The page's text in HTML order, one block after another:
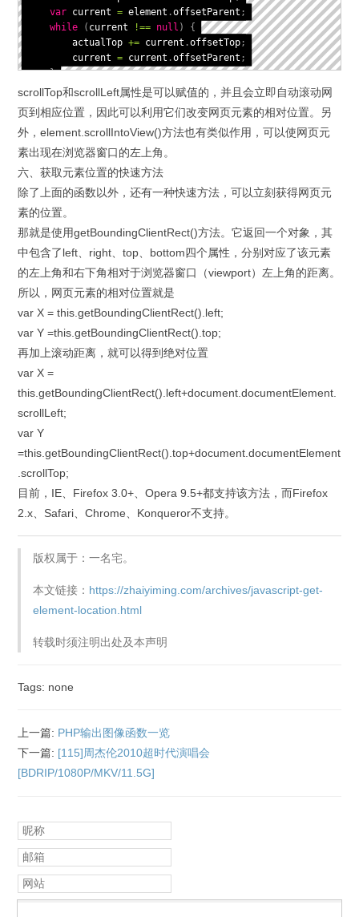
var current = element .offsetParent ;
while
( current !== null )
{
        actualTop
+= current .offsetTop;
        current
= current .offsetParent ;
}
if (document.compatMode == "BackCompat") {
} else {
var elementScrollTop = document. documentElement
}
return
actualTop - elementScrollTop
}
scrollTop和scrollLeft属性是可以赋值的，并且会立即自动滚动网
页到相应位置，因此可以利用它们改变网页元素的相对位置。另
外，element.scrollIntoView()方法也有类似作用，可以使网页元
素出现在浏览器窗口的左上角。
六、获取元素位置的快速方法
除了上面的函数以外，还有一种快速方法，可以立刻获得网页元
素的位置。
那就是使用getBoundingClientRect()方法。它返回一个对象，其
中包含了left、right、top、bottom四个属性，分别对应了该元素
的左上角和右下角相对于浏览器窗口（viewport）左上角的距离。
所以，网页元素的相对位置就是
var X = this.getBoundingClientRect().left;
var Y =this.getBoundingClientRect().top;
再加上滚动距离，就可以得到绝对位置
var X =
this.getBoundingClientRect().left+document.documentElement.
scrollLeft;
var Y
=this.getBoundingClientRect().top+document.documentElement
.scrollTop;
目前，IE、Firefox 3.0+、Opera 9.5+都支持该方法，而Firefox
2.x、Safari、Chrome、Konqueror不支持。
版权属于：一名宅。
本文链接： https://zhaiyiming.com/archives/javascript-get-
element-location.html
转载时须注明出处及本声明
Tags: none
上一篇: PHP输出图像函数一览
下一篇: [115]周杰伦2010超时代演唱会
[BDRIP/1080P/MKV/11.5G]
昵称
邮箱
网站